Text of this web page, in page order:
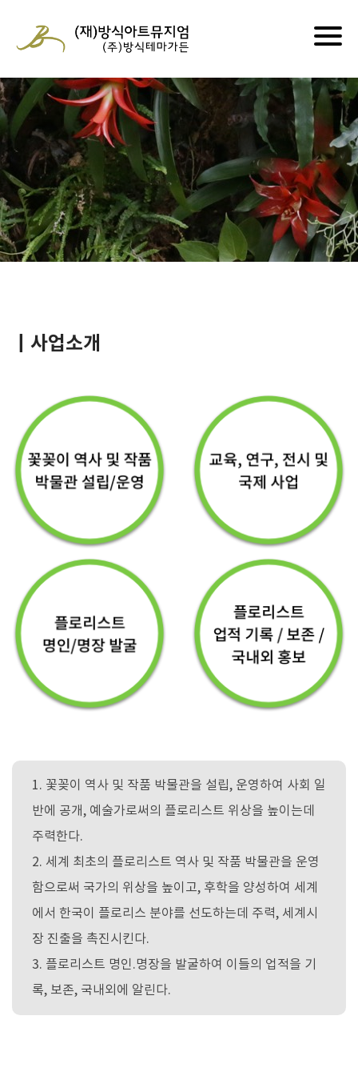
ㅣ사업소개
1. 꽃꽂이 역사 및 작품 박물관을 설립, 운영하여 사회 일
반에 공개, 예술가로써의 플로리스트 위상을 높이는데
주력한다.
2. 세계 최초의 플로리스트 역사 및 작품 박물관을 운영
함으로써 국가의 위상을 높이고, 후학을 양성하여 세계
에서 한국이 플로리스 분야를 선도하는데 주력, 세계시
장 진출을 촉진시킨다.
3. 플로리스트 명인.명장을 발굴하여 이들의 업적을 기
록, 보존, 국내외에 알린다.